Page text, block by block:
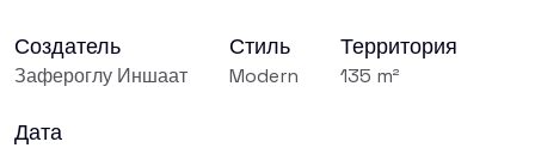
Создатель
Зафероглу Иншаат
Стиль
Modern
Территория
135 m²
Дата